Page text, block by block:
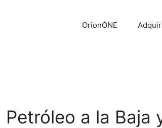
OrionONE
a la Baja